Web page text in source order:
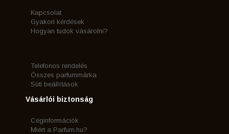
Kapcsolat
Gyakori kérdések
Hogyan tudok vásárolni?
Telefonos rendelés
Összes parfummárka
Süti beállítások
Vásárlói biztonság
Céginformációk
Miért a Parfum.hu?